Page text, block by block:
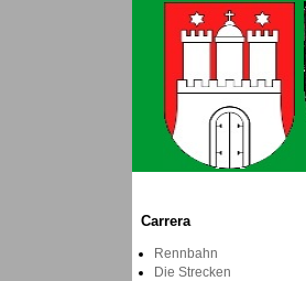
Carrera
Rennbahn
Die Strecken